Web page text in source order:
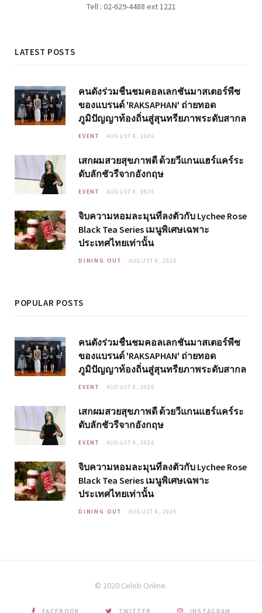
Tell : 02-629-4488 ext 1221
LATEST POSTS
คนดังร่วมชื่นชมคอลเลกชันมาสเตอร์พีซ
ของแบรนด์ 'RAKSAPHAN' ถ่ายทอด
ภูมิปัญญาท้องถิ่นสู่สุนทรียภาพระดับสากล
EVENT AUGUST 8, 2026
เสกผมสวยสุขภาพดี ด้วยวีแกนแฮร์แคร์ระ
ดับลักชัวรีจากอังกฤษ
EVENT AUGUST 8, 2026
จิบความหอมละมุนที่ลงตัวกับ Lychee Rose
Black Tea Series เมนูพิเศษเฉพาะ
ประเทศไทยเท่านั้น
DINING OUT AUGUST 8, 2026
POPULAR POSTS
คนดังร่วมชื่นชมคอลเลกชันมาสเตอร์พีซ
ของแบรนด์ 'RAKSAPHAN' ถ่ายทอด
ภูมิปัญญาท้องถิ่นสู่สุนทรียภาพระดับสากล
EVENT AUGUST 8, 2026
เสกผมสวยสุขภาพดี ด้วยวีแกนแฮร์แคร์ระ
ดับลักชัวรีจากอังกฤษ
EVENT AUGUST 8, 2026
จิบความหอมละมุนที่ลงตัวกับ Lychee Rose
Black Tea Series เมนูพิเศษเฉพาะ
ประเทศไทยเท่านั้น
DINING OUT AUGUST 8, 2026
© 2020 Celeb Online.
FACEBOOK TWITTER INSTAGRAM